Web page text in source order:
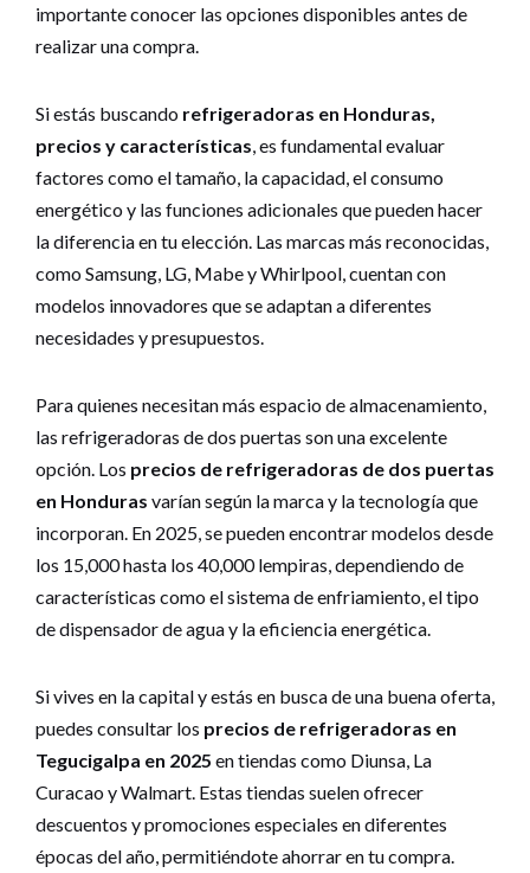
importante conocer las opciones disponibles antes de
realizar una compra.
Si estás buscando refrigeradoras en Honduras,
precios y características, es fundamental evaluar
factores como el tamaño, la capacidad, el consumo
energético y las funciones adicionales que pueden hacer
la diferencia en tu elección. Las marcas más reconocidas,
como Samsung, LG, Mabe y Whirlpool, cuentan con
modelos innovadores que se adaptan a diferentes
necesidades y presupuestos.
Para quienes necesitan más espacio de almacenamiento,
las refrigeradoras de dos puertas son una excelente
opción. Los precios de refrigeradoras de dos puertas
en Honduras varían según la marca y la tecnología que
incorporan. En 2025, se pueden encontrar modelos desde
los 15,000 hasta los 40,000 lempiras, dependiendo de
características como el sistema de enfriamiento, el tipo
de dispensador de agua y la eficiencia energética.
Si vives en la capital y estás en busca de una buena oferta,
puedes consultar los precios de refrigeradoras en
Tegucigalpa en 2025 en tiendas como Diunsa, La
Curacao y Walmart. Estas tiendas suelen ofrecer
descuentos y promociones especiales en diferentes
épocas del año, permitiéndote ahorrar en tu compra.